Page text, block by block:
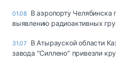
01.08 В аэропорту Челябинска
выявлению радиоактивных
31.07
В Атырауской области
завода "Силлено" привезли